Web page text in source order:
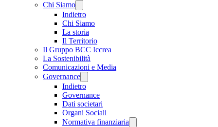
Chi Siamo
Indietro
Chi Siamo
La storia
Il Territorio
Il Gruppo BCC Iccrea
La Sostenibilità
Comunicazioni e Media
Governance
Indietro
Governance
Dati societari
Organi Sociali
Normativa finanziaria